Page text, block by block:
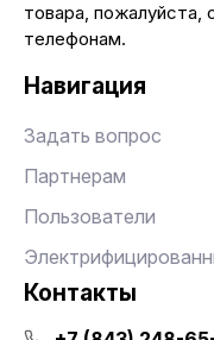
товара, пожалуйста,
телефонам.
Навигация
Задать вопрос
Партнерам
Пользователи
Контакты